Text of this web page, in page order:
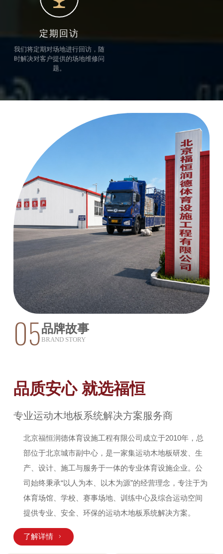
定期回访
我们将定期对场地进行回访，随
时解决对客户提供的场地维修问
题。
05品牌故事
BRAND STORY
品质安心 就选福恒
专业运动木地板系统解决方案服务商
北京福恒润德体育设施工程有限公司成立于2010年，总
部位于北京城市副中心，是一家集运动木地板研发、生
产、设计、施工与服务于一体的专业体育设施企业。公
司始终秉承“以人为本、以木为源”的经营理念，专注于为
体育场馆、学校、赛事场地、训练中心及综合运动空间
提供专业、安全、环保的运动木地板系统解决方案。
了解详情 